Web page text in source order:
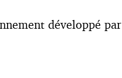
développé